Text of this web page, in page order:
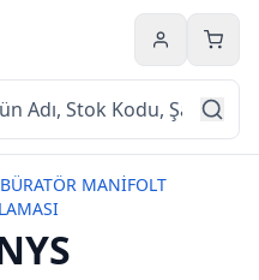
Hesabım
MANİFOLT